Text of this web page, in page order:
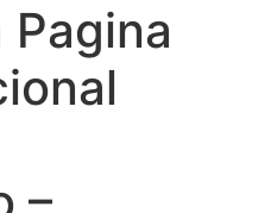
Pagina